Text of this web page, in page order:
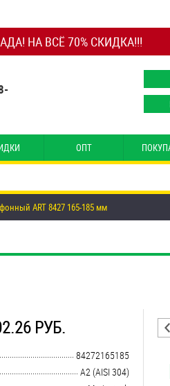
НА ВСЁ 70% СКИДКА!!!
ОПТ
ART 8427 165-185 мм
РУБ.
84272165185
А2 (AISI 304)